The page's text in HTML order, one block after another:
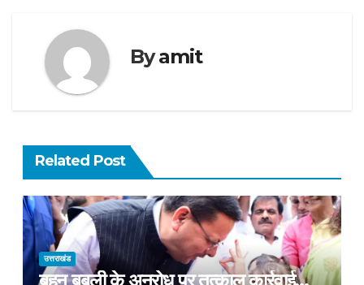
Byamit
Related Post
उत्तराखंड
बहन बबली के अनुरोध पर तत्काल कार्रवाई…